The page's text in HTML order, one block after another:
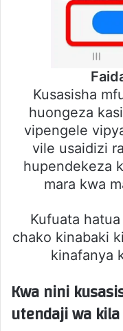
Kusasisha
huongeza
vipengele
vile usaidizi
hupendekeza
mara kwa
Kufuata
chako kinabaki
kinafanya
Kwa nini
utendaji wa